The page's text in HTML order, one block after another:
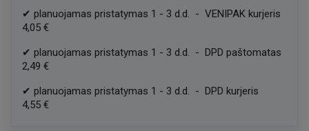
✔ planuojamas pristatymas 1 - 3 d.d. - VENIPAK kurjeris
4,05 €
✔ planuojamas pristatymas 1 - 3 d.d. - DPD paštomatas
2,49 €
✔ planuojamas pristatymas 1 - 3 d.d. - DPD kurjeris
4,55 €